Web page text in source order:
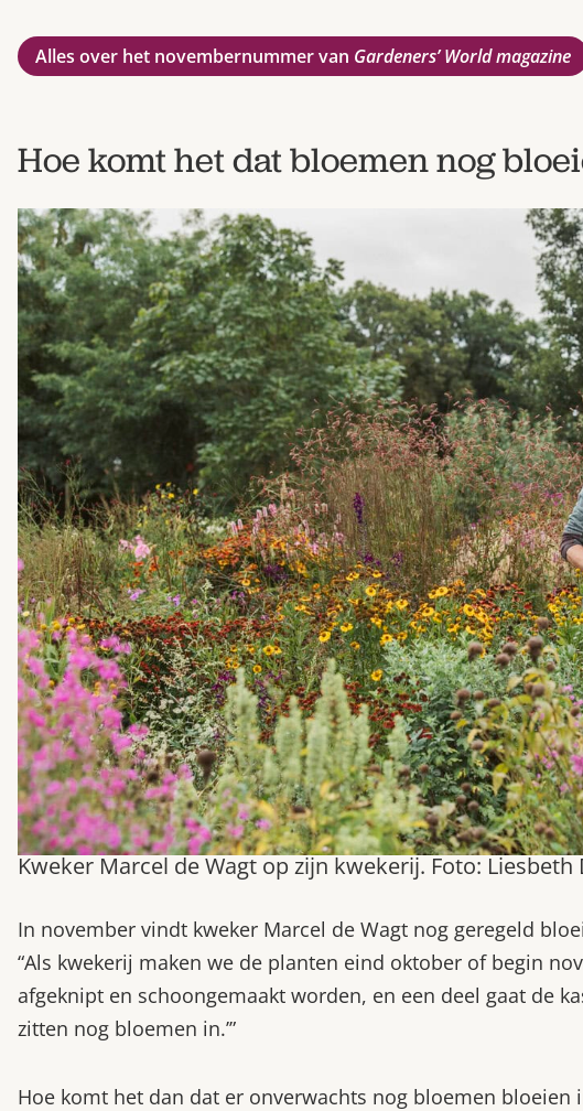
Alles over het novembernummer van Gardeners’ World magazine
Hoe komt het dat bloemen nog
Kweker Marcel de Wagt op zijn kwekerij. Foto: Liesbeth
In november vindt kweker Marcel de Wagt nog geregeld
“Als kwekerij maken we de planten eind oktober of begin
afgeknipt en schoongemaakt worden, en een deel gaat de
zitten nog bloemen in.’”
Hoe komt het dan dat er onverwachts nog bloemen bloeien